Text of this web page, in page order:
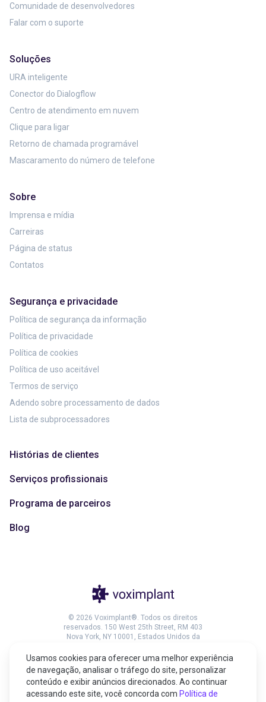
Soluções
URA inteligente
Conector do Dialogflow
Centro de atendimento em nuvem
Clique para ligar
Retorno de chamada programável
Mascaramento do número de telefone
Comunidade de desenvolvedores
Falar com o suporte
Sobre
Imprensa e mídia
Carreiras
Página de status
Contatos
Segurança e privacidade
Política de segurança da informação
Política de privacidade
Política de cookies
Política de uso aceitável
Termos de serviço
Adendo sobre processamento de dados
Lista de subprocessadores
Histórias de clientes
Serviços profissionais
Programa de parceiros
Blog
© 2026 Voximplant®. Todos os direitos
reservados. 150 West 25th Street, RM 403
Nova York, NY 10001, Estados Unidos da
Usamos cookies para oferecer uma melhor experiência
de navegação, analisar o tráfego do site, personalizar
conteúdo e exibir anúncios direcionados. Ao continuar
acessando este site, você concorda com Política de